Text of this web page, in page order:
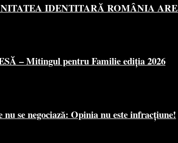
IDENTITARĂ ROMÂNIA
– Mitingul pentru Familie ediția 2026
se negociază: Opinia nu este infracțiune!